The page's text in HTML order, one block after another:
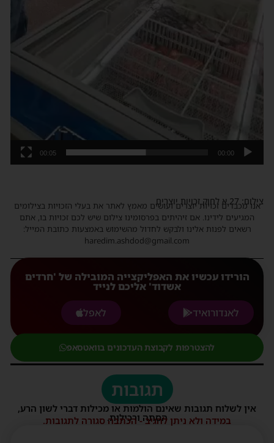
00:00
00:05
צילום: 27 א לחוק זכויות יוצרים
אנו מכבדים זכויות יוצרים ועושים מאמץ לאתר את בעלי הזכויות בצילומים
המגיעים לידינו. אם זיהיתים בפרסומינו צילום שיש לכם זכויות בו, אתם
רשאים לפנות אלינו ולבקש לחדול מהשימוש באמצעות כתובת המייל:
haredim.ashdod@gmail.com
הורידו עכשיו את האפליקצייה המובילה של 'חרדים
אשדוד' אליכם לנייד
לאנדורואיד
לאפל
להצטרפות לקבוצת העדכונים בוואטסאפ
תגובות
אין לשלוח תגובות שאינם הולמות או מכילות דברי לשון הרע,
הסתה ורכילות.
במידה ולא ניתן להגיב - הכתבה סגורה לתגובות.